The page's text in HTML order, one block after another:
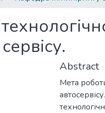
Abstract
Мета